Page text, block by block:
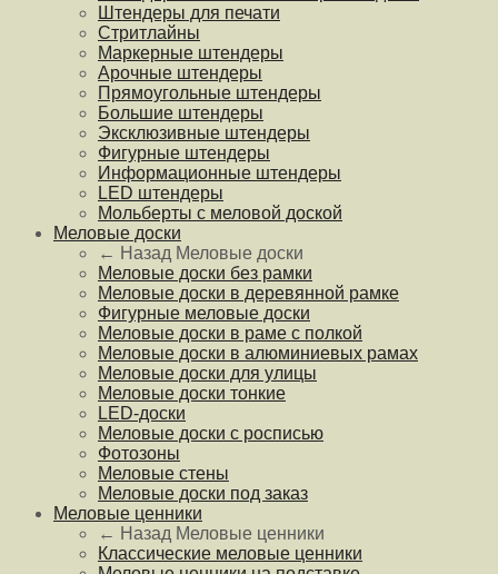
Штендеры для печати
Стритлайны
Маркерные штендеры
Арочные штендеры
Прямоугольные штендеры
Большие штендеры
Эксклюзивные штендеры
Фигурные штендеры
Информационные штендеры
LED штендеры
Мольберты с меловой доской
Меловые доски
← Назад Меловые доски
Меловые доски без рамки
Меловые доски в деревянной рамке
Фигурные меловые доски
Меловые доски в раме с полкой
Меловые доски в алюминиевых рамах
Меловые доски для улицы
Меловые доски тонкие
LED-доски
Меловые доски с росписью
Фотозоны
Меловые стены
Меловые доски под заказ
Меловые ценники
← Назад Меловые ценники
Классические меловые ценники